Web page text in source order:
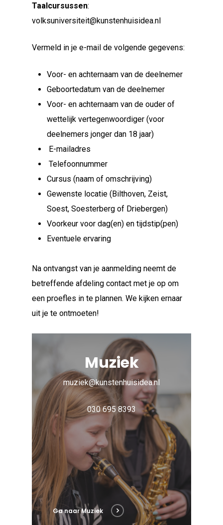
Taalcursussen:
volksuniversiteit@kunstenhuisidea.nl
Vermeld in je e-mail de volgende gegevens:
Voor- en achternaam van de deelnemer
Geboortedatum van de deelnemer
Voor- en achternaam van de ouder of
wettelijk vertegenwoordiger (voor
deelnemers jonger dan 18 jaar)
E-mailadres
Telefoonnummer
Cursus (naam of omschrijving)
Gewenste locatie (Bilthoven, Zeist,
Soest, Soesterberg of Driebergen)
Voorkeur voor dag(en) en tijdstip(pen)
Eventuele ervaring
Na ontvangst van je aanmelding neemt de
betreffende afdeling contact met je op om
een proefles in te plannen. We kijken ernaar
uit je te ontmoeten!
Muziek
muziek@kunstenhuisidea.nl
030 695 8393
Ga naar Muziek